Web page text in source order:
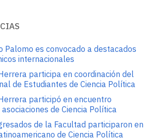
Palomo es convocado a destacados
internacionales
participa en coordinación del
de Estudiantes de Ciencia Política
participó en encuentro
de Ciencia Política
de la Facultad participaron en
de Ciencia Política